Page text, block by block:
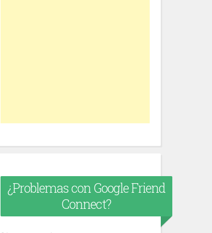
¿Problemas con Google Friend
Connect?